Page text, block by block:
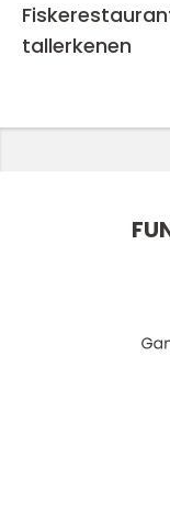
tallerkenen